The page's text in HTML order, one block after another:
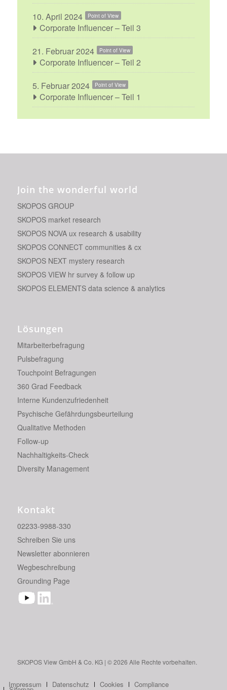
10. April 2024
Point of View
Corporate Influencer – Teil 3
21. Februar 2024
Point of View
Corporate Influencer – Teil 2
5. Februar 2024
Point of View
Corporate Influencer – Teil 1
Join the wonderful world
SKOPOS GROUP
SKOPOS market research
SKOPOS NOVA ux research & usability
SKOPOS CONNECT communities & cx
SKOPOS NEXT mystery research
SKOPOS VIEW hr survey & follow up
SKOPOS ELEMENTS data science & analytics
Lösungen
Mitarbeiterbefragung
Pulsbefragung
Touchpoint Befragungen
360 Grad Feedback
Interne Kundenzufriedenheit
Psychische Gefährdungsbeurteilung
Qualitative Methoden
Follow-up
Nachhaltigkeits-Check
Diversity Management
Kontakt
02233-9988-330
Schreiben Sie uns
Newsletter abonnieren
Wegbeschreibung
Grounding Page
SKO­POS View GmbH & Co. KG | © 2026 Alle Rech­te vor­be­hal­ten.
Impressum Datenschutz Cookies Compliance